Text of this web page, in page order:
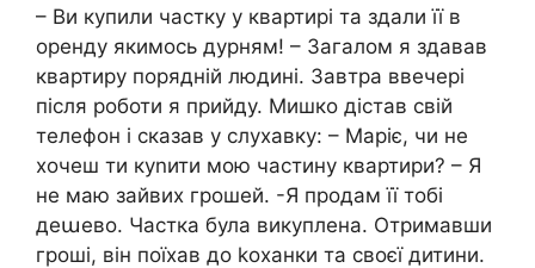
– Ви купили частку у квартирі та здали її в
оренду якимось дурням! – Загалом я здавав
квартиру порядній людині. Завтра ввечері
після роботи я прийду. Мишко дістав свій
телефон і сказав у слухавку: – Маріє, чи не
хочеш ти куnити мою частину квартири? – Я
не маю зайвих грошей. -Я продам її тобі
деաево. Частка була викуплена. Отримавши
гроші, він поїхав до kоханки та своєї дитини.